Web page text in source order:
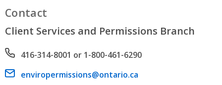
Contact
Client Services and Permissions Branch
Phone number
416-314-8001 or 1-800-461-6290
Email address
enviropermissions@ontario.ca